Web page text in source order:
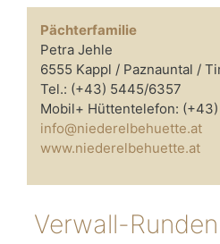
Pächterfamilie
Petra Jehle
6555 Kappl / Paznauntal /
Tel.: (+43) 5445/6357
Mobil+ Hüttentelefon:
info@niederelbehuette.at
www.niederelbehuette.at
Verwall-